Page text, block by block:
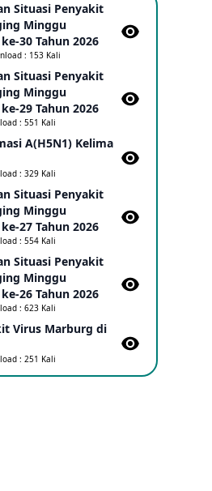
1b di Taiwan
25 May 2026
PHEIC Penyakit
23 May 2026
Outbreak Penyakit Ebola di
dan Uganda Sebagai PHEIC
17 May 2026
Penyakti Ebola di RD Kongo
A(H5NN6) di Cina
Situasi Penyakit
Minggu
30 Tahun 2026
: 153 Kali
Situasi Penyakit
Minggu
29 Tahun 2026
: 551 Kali
A(H5N1) Kelima
: 329 Kali
Situasi Penyakit
Minggu
27 Tahun 2026
: 554 Kali
Situasi Penyakit
Minggu
26 Tahun 2026
: 623 Kali
Virus Marburg di
: 251 Kali